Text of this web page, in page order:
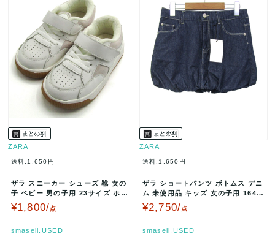
ZARA
送料:1,650円
ザラ スニーカー シューズ 靴 女の
子 ベビー 男の子用 23サイズ ホワ
イト ZARA 【中古】
¥1,800/点
smasell.USED
ZARA
送料:1,650円
ザラ ショートパンツ ボトムス デニ
ム 未使用品 キッズ 女の子用 164c
mサイズ ブルー ZAR…
¥2,750/点
smasell.USED